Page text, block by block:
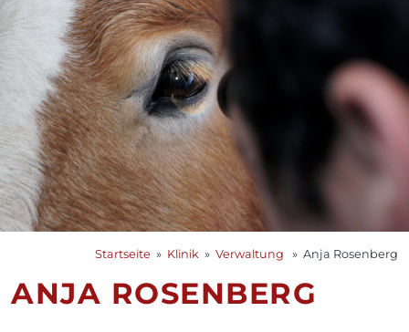
Startseite » Klinik » Verwaltung » Anja Rosenberg
ANJA ROSENBERG